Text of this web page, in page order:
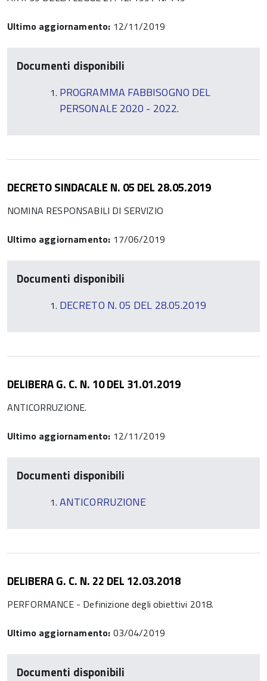
Ultimo aggiornamento: 12/11/2019
Documenti disponibili
PROGRAMMA FABBISOGNO DEL
PERSONALE 2020 - 2022.
DECRETO SINDACALE N. 05 DEL 28.05.2019
NOMINA RESPONSABILI DI SERVIZIO
Ultimo aggiornamento: 17/06/2019
Documenti disponibili
DECRETO N. 05 DEL 28.05.2019
DELIBERA G. C. N. 10 DEL 31.01.2019
ANTICORRUZIONE.
Ultimo aggiornamento: 12/11/2019
Documenti disponibili
ANTICORRUZIONE
DELIBERA G. C. N. 22 DEL 12.03.2018
PERFORMANCE - Definizione degli obiettivi 2018.
Ultimo aggiornamento: 03/04/2019
Documenti disponibili